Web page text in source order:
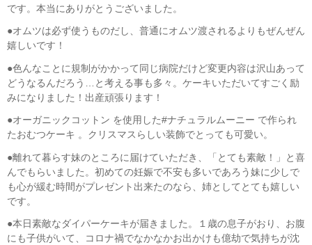
です。本当にありがとうございました。
●オムツは必ず使うものだし、普通にオムツ渡されるよりもぜんぜん
嬉しいです！
●色んなことに規制がかかって同じ病院だけど変更内容は沢山あって
どうなるんだろう…と考える事も多々。ケーキいただいてすごく励
みになりました！出産頑張ります！
●オーガニックコットン を使用した#ナチュラルムーニー で作られ
たおむつケーキ 。クリスマスらしい装飾でとっても可愛い。
●離れて暮らす妹のところに届けていただき、「とても素敵！」と喜
んでもらいました。初めての妊娠で不安も多いであろう妹に少しで
も心が緩む時間がプレゼント出来たのなら、姉としてとても嬉しい
です。
●本日素敵なダイパーケーキが届きました。１歳の息子がおり、お腹
にも子供がいて、コロナ禍でなかなかお出かけも億劫で気持ちが沈